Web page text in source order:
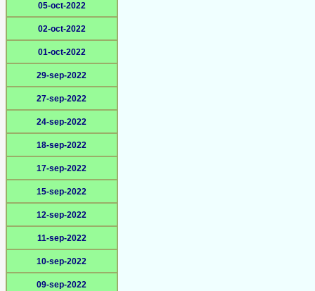
05-oct-2022
02-oct-2022
01-oct-2022
29-sep-2022
27-sep-2022
24-sep-2022
18-sep-2022
17-sep-2022
15-sep-2022
12-sep-2022
11-sep-2022
10-sep-2022
09-sep-2022